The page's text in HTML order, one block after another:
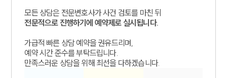
모든 상담은 전문변호사가 사건 검토를 마친 뒤
전문적으로 진행하기에 예약제로 실시됩니다.
가급적 빠른 상담 예약을 권유드리며,
예약 시간 준수를 부탁드립니다.
만족스러운 상담을 위해 최선을 다하겠습니다.